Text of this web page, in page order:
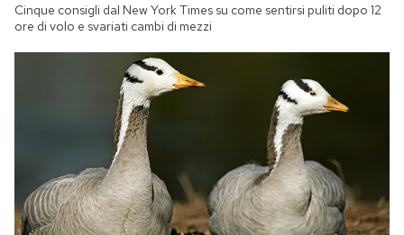
Cinque consigli dal New York Times su come sentirsi puliti dopo 12
ore di volo e svariati cambi di mezzi